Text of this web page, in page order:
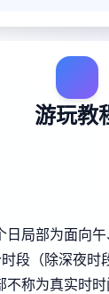
游玩教
日局部为面向
段（除深夜时
不称为真实时